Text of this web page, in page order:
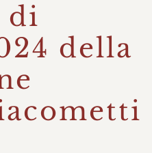
di
della